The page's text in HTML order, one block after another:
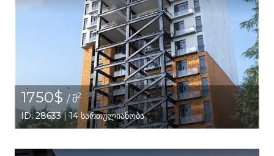
1750$ / მ2
ID: 28633 | 14 სართულიანობა